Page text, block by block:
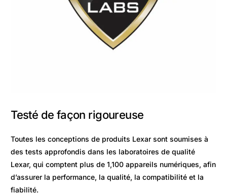
Testé de façon rigoureuse
Toutes les conceptions de produits Lexar sont soumises à
des tests approfondis dans les laboratoires de qualité
Lexar, qui comptent plus de 1,100 appareils numériques, afin
d’assurer la performance, la qualité, la compatibilité et la
fiabilité.